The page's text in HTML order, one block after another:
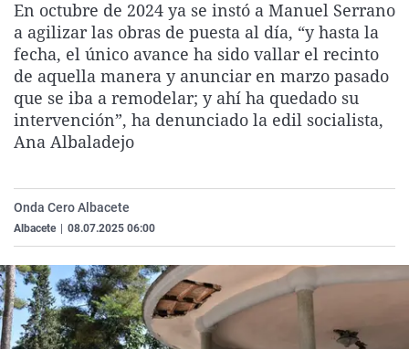
La rosa de los vientos
Gente viajera
Como el perro y el
Caso
Retornados
Equipo de
Operación Viuda
Extremadura
Galicia
La Rioja
Navarra
Virales
Televisión
Elecciones
En octubre de 2024 ya se instó a Manuel Serrano
a agilizar las obras de puesta al día, “y hasta la
fecha, el único avance ha sido vallar el recinto
de aquella manera y anunciar en marzo pasado
que se iba a remodelar; y ahí ha quedado su
intervención”, ha denunciado la edil socialista,
Ana Albaladejo
Onda Cero Albacete
Albacete 08.07.2025 06:00